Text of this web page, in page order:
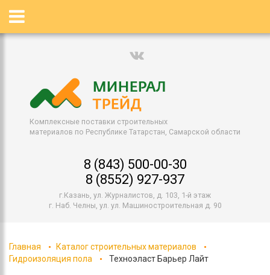
Комплексные поставки строительных
материалов по Республике Татарстан, Самарской области
8 (843) 500-00-30
8 (8552) 927-937
г.Казань, ул. Журналистов, д. 103, 1-й этаж
г. Наб. Челны, ул. ул. Машиностроительная д. 90
Главная
Каталог строительных материалов
Гидроизоляция пола
Техноэласт Барьер Лайт